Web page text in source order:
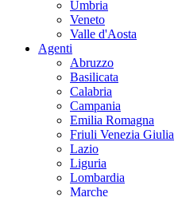
Umbria
Veneto
Valle d'Aosta
Agenti
Abruzzo
Basilicata
Calabria
Campania
Emilia Romagna
Friuli Venezia Giulia
Lazio
Liguria
Lombardia
Marche